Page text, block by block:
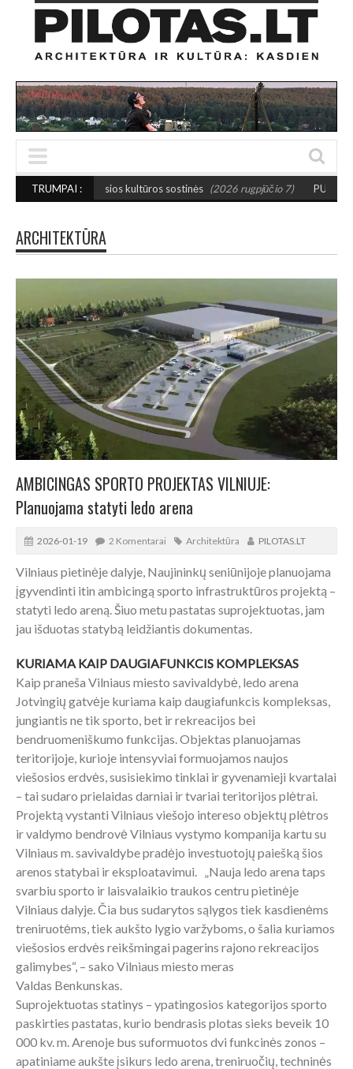
TRUMPAI :
kultūros sostinės (2026 rugpjūčio 7) PUSIAUSVYROS AKTAS
ARCHITEKTŪRA
AMBICINGAS SPORTO PROJEKTAS VILNIUJE:
Planuojama statyti ledo arena
2026-01-19 2 Komentarai Architektūra PILOTAS.LT
Vilniaus pietinėje dalyje, Naujininkų seniūnijoje planuojama
įgyvendinti itin ambicingą sporto infrastruktūros projektą –
statyti ledo areną. Šiuo metu pastatas suprojektuotas, jam
jau išduotas statybą leidžiantis dokumentas.
KURIAMA KAIP DAUGIAFUNKCIS KOMPLEKSAS
Kaip praneša Vilniaus miesto savivaldybė, ledo arena
Jotvingių gatvėje kuriama kaip daugiafunkcis kompleksas,
jungiantis ne tik sporto, bet ir rekreacijos bei
bendruomeniškumo funkcijas. Objektas planuojamas
teritorijoje, kurioje intensyviai formuojamos naujos
viešosios erdvės, susisiekimo tinklai ir gyvenamieji kvartalai
– tai sudaro prielaidas darniai ir tvariai teritorijos plėtrai.
Projektą vystanti Vilniaus viešojo intereso objektų plėtros
ir valdymo bendrovė Vilniaus vystymo kompanija kartu su
Vilniaus m. savivaldybe pradėjo investuotojų paiešką šios
arenos statybai ir eksploatavimui. „Nauja ledo arena taps
svarbiu sporto ir laisvalaikio traukos centru pietinėje
Vilniaus dalyje. Čia bus sudarytos sąlygos tiek kasdienėms
treniruotėms, tiek aukšto lygio varžyboms, o šalia kuriamos
viešosios erdvės reikšmingai pagerins rajono rekreacijos
galimybes“, – sako Vilniaus miesto meras
Valdas Benkunskas.
Suprojektuotas statinys – ypatingosios kategorijos sporto
paskirties pastatas, kurio bendrasis plotas sieks beveik 10
000 kv. m. Arenoje bus suformuotos dvi funkcinės zonos –
apatiniame aukšte įsikurs ledo arena, treniruočių, techninės